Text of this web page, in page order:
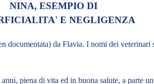
NINA, ESEMPIO DI
E NEGLIGENZA
documentata) da Flavia. I nomi dei veterinari
piena di vita ed in buona salute, a parte